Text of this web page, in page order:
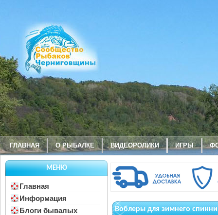
ГЛАВНАЯ О РЫБАЛКЕ ВИДЕОРОЛИКИ ИГРЫ
МЕНЮ
Главная
Информация
Блоги бывалых
Воблеры для зимнего